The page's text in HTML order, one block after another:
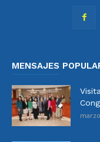
MENSAJES